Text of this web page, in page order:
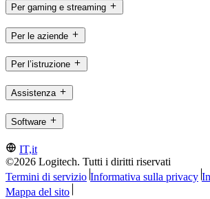
Per gaming e streaming
Per le aziende
Per l’istruzione
Assistenza
Software
IT,it
©2026 Logitech. Tutti i diritti riservati
Termini di servizio Informativa sulla privacy
Mappa del sito